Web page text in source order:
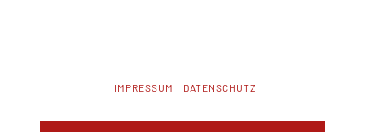
IMPRESSUM DATENSCHUTZ